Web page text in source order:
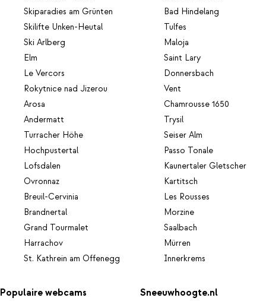
Skiparadies am Grünten
Skilifte Unken-Heutal
Ski Arlberg
Elm
Le Vercors
Rokytnice nad Jizerou
Arosa
Andermatt
Turracher Höhe
Hochpustertal
Lofsdalen
Ovronnaz
Breuil-Cervinia
Brandnertal
Grand Tourmalet
Harrachov
St. Kathrein am Offenegg
Bad Hindelang
Tulfes
Maloja
Saint Lary
Donnersbach
Vent
Chamrousse 1650
Trysil
Seiser Alm
Passo Tonale
Kaunertaler Gletscher
Kartitsch
Les Rousses
Morzine
Saalbach
Mürren
Innerkrems
Populaire webcams Sneeuwhoogte.nl